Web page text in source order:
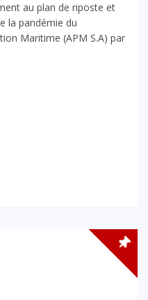
au plan de riposte et
la pandémie du
Maritime (APM S.A) par